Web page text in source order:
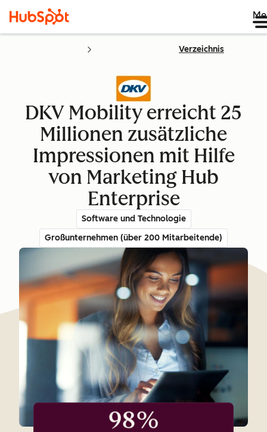
Verzeichnis
DKV Mobility erreicht 25
Millionen zusätzliche
Impressionen mit Hilfe
von Marketing Hub
Enterprise
Software und Technologie
Großunternehmen (über 200 Mitarbeitende)
98%